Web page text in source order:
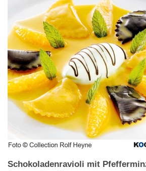
Schokoladenravioli mit